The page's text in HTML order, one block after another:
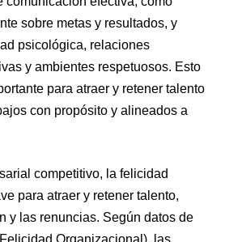
sobre metas y resultados, y
psicológica, relaciones
y ambientes respetuosos. Esto
para atraer y retener talento
con propósito y alineados a
competitivo, la felicidad
para atraer y retener talento,
y las renuncias. Según datos de
Organizacional), las